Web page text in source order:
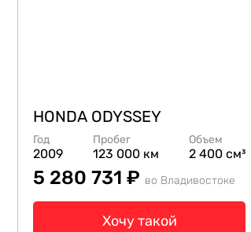
HONDA ODYSSEY
Год
2009
Пробег
123 000 км
Объем
2 400 см³
5 280 731 ₽ во Владивостоке
Хочу такой